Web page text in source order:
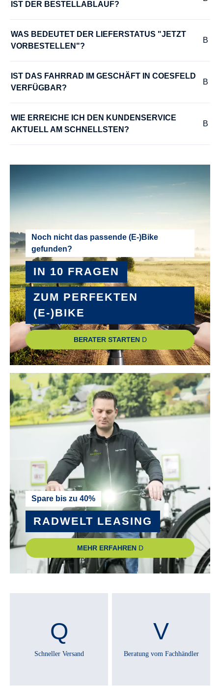
IST DER BESTELLABLAUF?
WAS BEDEUTET DER LIEFERSTATUS "JETZT
VORBESTELLEN"?
IST DAS FAHRRAD IM GESCHÄFT IN COESFELD
VERFÜGBAR?
WIE ERREICHE ICH DEN KUNDENSERVICE
AKTUELL AM SCHNELLSTEN?
Noch nicht das passende (E-)Bike
gefunden?
IN 10 FRAGEN
ZUM PERFEKTEN
(E-)BIKE
BERATER STARTEN
Spare bis zu 40%
RADWELT LEASING
MEHR ERFAHREN
Schneller Versand Beratung vom Fachhändler